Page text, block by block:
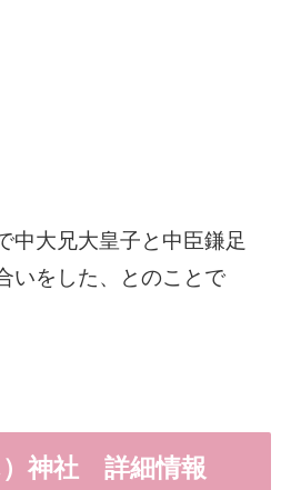
中大兄大皇子と中臣鎌足
いをした、とのことで
神社 詳細情報